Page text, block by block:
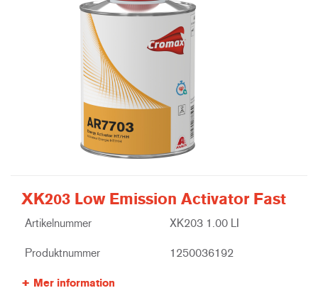
XK203 Low Emission Activator Fast
Artikelnummer XK203 1.00 LI
Produktnummer 1250036192
Mer information